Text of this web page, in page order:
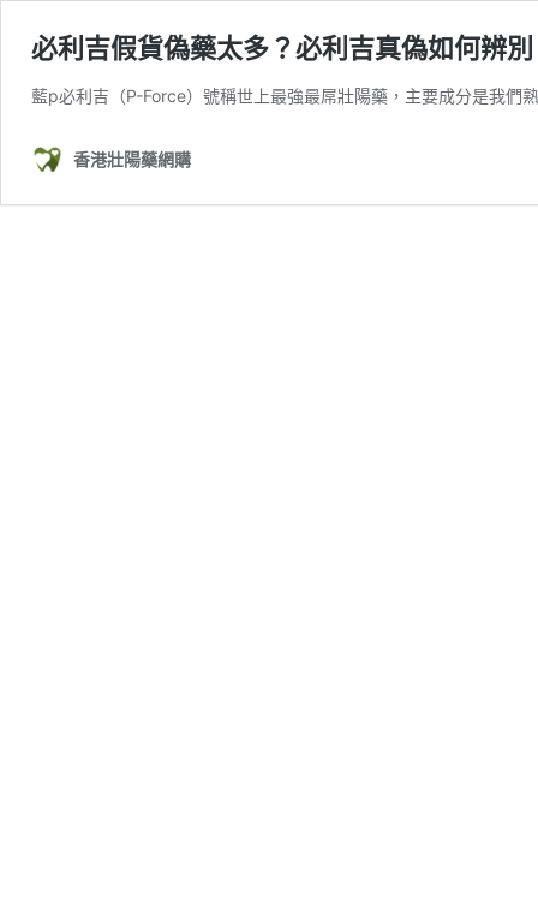
必利吉假貨偽藥太多？必利吉真偽如何辨
藍p必利吉（P-Force）號稱世上最強最屌壯陽藥，主要成分是我
香港壯陽藥網購